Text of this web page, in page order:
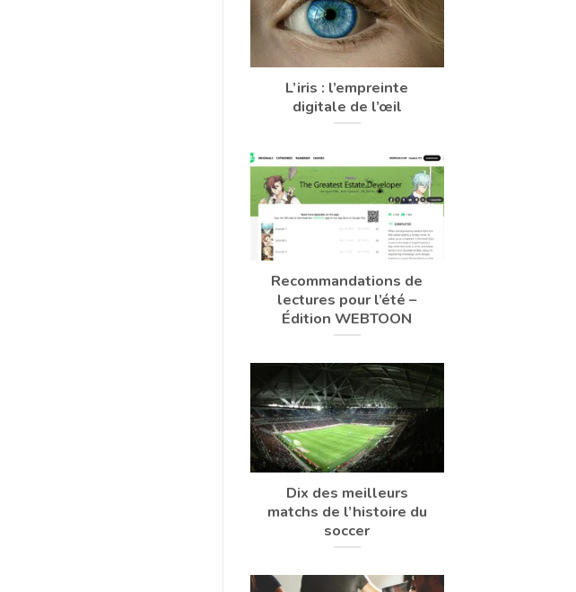
L’iris : l’empreinte
digitale de l’œil
Recommandations de
lectures pour l’été –
Édition WEBTOON
Dix des meilleurs
matchs de l’histoire du
soccer